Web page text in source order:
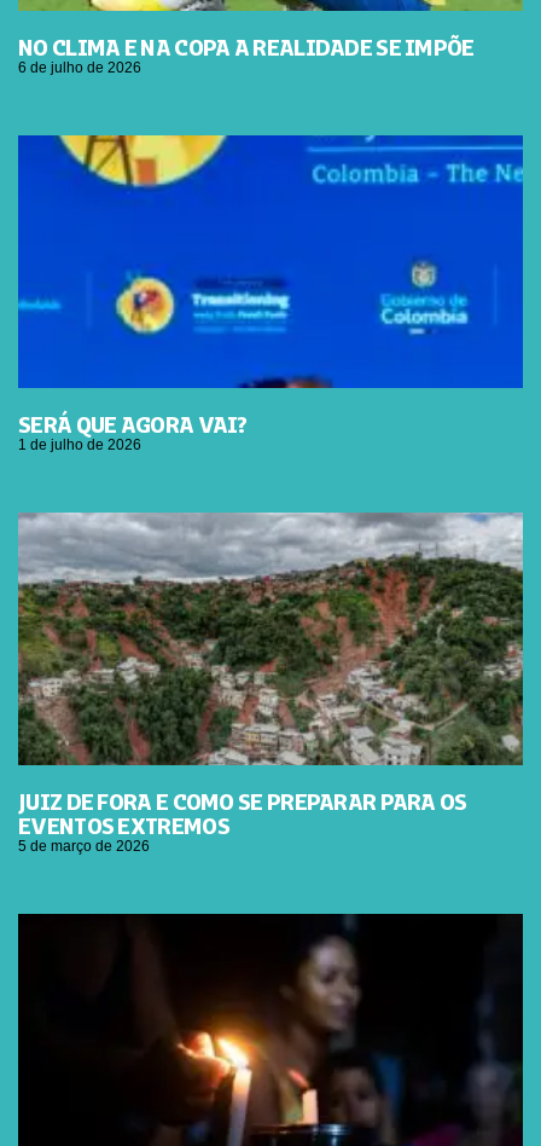
NO CLIMA E NA COPA A REALIDADE SE IMPÕE
6 de julho de 2026
SERÁ QUE AGORA VAI?
1 de julho de 2026
JUIZ DE FORA E COMO SE PREPARAR PARA OS
EVENTOS EXTREMOS
5 de março de 2026